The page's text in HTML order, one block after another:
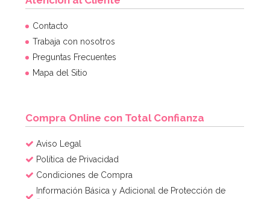
Contacto
Trabaja con nosotros
Preguntas Frecuentes
Mapa del Sitio
Compra Online con Total Confianza
Aviso Legal
Política de Privacidad
Condiciones de Compra
Información Básica y Adicional de Protección de